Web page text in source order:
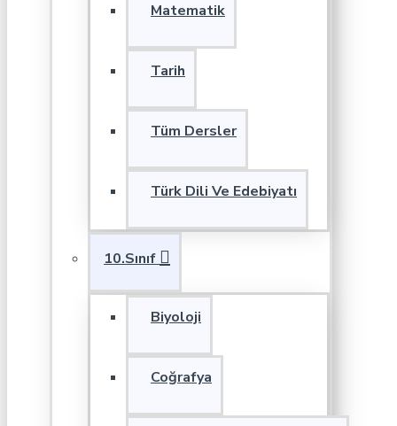
Matematik
Tarih
Tüm Dersler
Türk Dili Ve Edebiyatı
10.Sınıf
Biyoloji
Coğrafya